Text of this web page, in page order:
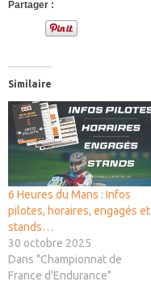
Partager :
Similaire
6 Heures du Mans : Infos
pilotes, horaires, engagés et
stands…
30 octobre 2025
Dans "Championnat de
France d'Endurance"